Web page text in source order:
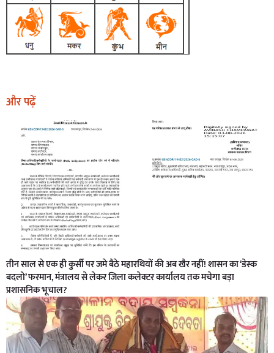
और पढ़ें
तीन साल से एक ही कुर्सी पर जमे बैठे महारथियों की अब खैर नहीं! शासन का ‘डेस्क
बदलो’ फरमान, मंत्रालय से लेकर जिला कलेक्टर कार्यालय तक मचेगा बड़ा
प्रशासनिक भूचाल?